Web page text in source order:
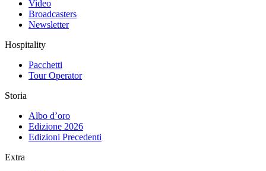
Video
Broadcasters
Newsletter
Hospitality
Pacchetti
Tour Operator
Storia
Albo d’oro
Edizione 2026
Edizioni Precedenti
Extra